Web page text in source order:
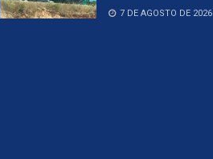
7 DE AGOSTO DE 2026